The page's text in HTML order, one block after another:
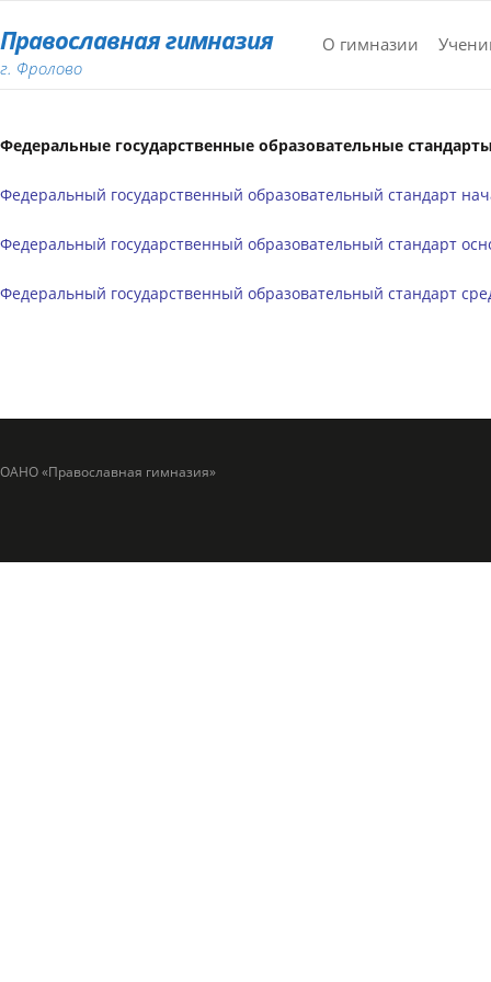
Православная гимназия
г. Фролово
О гимназии
Федеральные государственные образовательные
Федеральный государственный образовательный стандарт
Федеральный государственный образовательный стандарт
Федеральный государственный образовательный стандарт
ОАНО «Православная гимназия»